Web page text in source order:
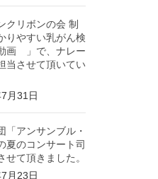
クリボンの会 制
りやすい乳がん検
画 」で、ナレー
当させて頂いてい
月31日
「アンサンブル・
夏のコンサート司
せて頂きました。
月23日